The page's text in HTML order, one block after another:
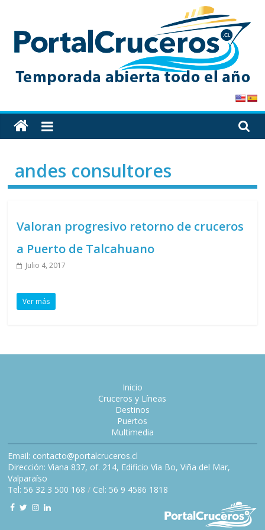
content
PortalCruceros
Toda
la
de
cruceros
solo
andes consultores
Valoran progresivo retorno de cruceros
a Puerto de Talcahuano
Julio 4, 2017
Ver más
Inicio
Cruceros y Líneas
Destinos
Puertos
Multimedia
Email: contacto@portalcruceros.cl
Dirección: Viana 837, of. 214, Edificio Vía Bo, Viña del Mar,
Valparaíso
Tel: 56 32 3 500 168 / Cel: 56 9 4586 1818